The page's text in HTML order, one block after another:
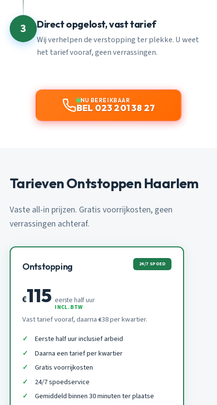
3 Direct opgelost, vast tarief
Wij verhelpen de verstopping ter plekke. U weet
het tarief vooraf, geen verrassingen.
NU BEREIKBAAR
BEL 023 201 38 27
Tarieven Ontstoppen Haarlem
Vaste all-in prijzen. Gratis voorrijkosten, geen
verrassingen achteraf.
Ontstopping 24/7 SPOED
€115 eerste half uur
INCL. BTW
Vast tarief vooraf, daarna €38 per kwartier.
Eerste half uur inclusief arbeid
Daarna een tarief per kwartier
Gratis voorrijkosten
24/7 spoedservice
Gemiddeld binnen 30 minuten ter plaatse